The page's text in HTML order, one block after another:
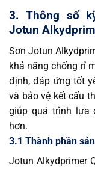
3. Thông số
Jotun
Sơn Jotun
khả năng chống rỉ
định, đáp ứng tốt
và bảo vệ kết cấu
giúp quá trình lựa
hơn.
3.1 Thành phần
Jotun Alkydprimer